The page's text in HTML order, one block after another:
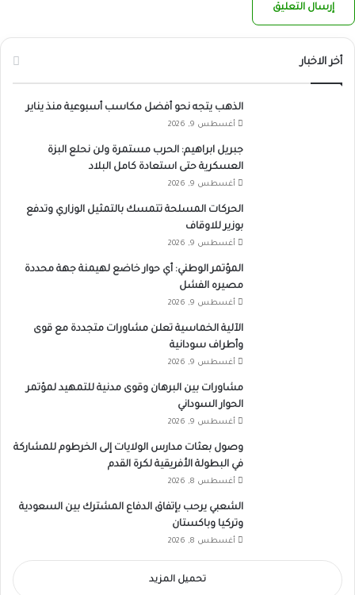
أخر الاخبار
الذهب يتجه نحو أفضل مكاسب أسبوعية منذ يناير
أغسطس 9, 2026
جبريل ابراهيم: الحرب مستمرة ولن نحلع البزة
العسكرية حتى استعادة كامل البلاد
أغسطس 9, 2026
الحركات المسلحة تتمسك بالتمثيل الوزاري وتدفع
بوزير للاوقاف
أغسطس 9, 2026
المؤتمر الوطني: أي حوار خاضع لهيمنة جهة محددة
مصيره الفشل
أغسطس 9, 2026
الآلية الخماسية تعلن مشاورات متجددة مع قوى
وأطراف سودانية
أغسطس 9, 2026
مشاورات بين البرهان وقوى مدنية للتمهيد لمؤتمر
الحوار السوداني
أغسطس 9, 2026
وصول بعثات مدارس الولايات إلى الخرطوم للمشاركة
في البطولة الأفريقية لكرة القدم
أغسطس 8, 2026
الشعبي يرحب بإتفاق الدفاع المشترك بين السعودية
وتركيا وباكستان
أغسطس 8, 2026
تحميل المزيد